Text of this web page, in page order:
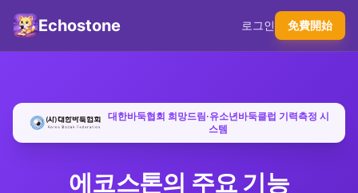
Echostone 로그인 免費開始
대한바둑협회 희망드림·유소년바둑클럽 기력측정 시
스템
에코스톤의 주요 기능